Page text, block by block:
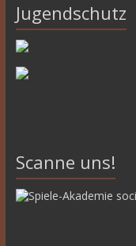
Jugendschutz
Scanne uns!